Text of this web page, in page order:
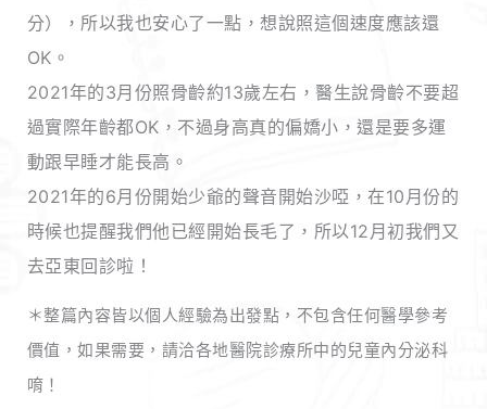
分），所以我也安心了一點，想說照這個速度應該還
OK。
2021年的3月份照骨齡約13歲左右，醫生說骨齡不要超
過實際年齡都OK，不過身高真的偏嬌小，還是要多運
動跟早睡才能長高。
2021年的6月份開始少爺的聲音開始沙啞，在10月份的
時候也提醒我們他已經開始長毛了，所以12月初我們又
去亞東回診啦！
＊整篇內容皆以個人經驗為出發點，不包含任何醫學參考
價值，如果需要，請洽各地醫院診療所中的兒童內分泌科
唷！